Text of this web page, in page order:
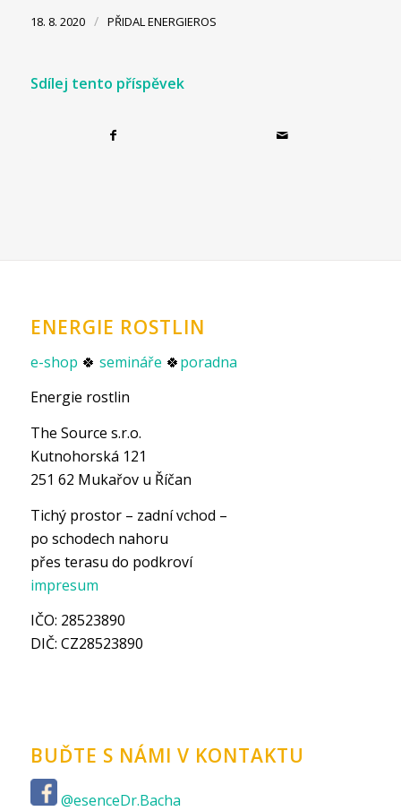
18. 8. 2020 / PŘIDALENERGIEROS
Sdílej tento příspěvek
ENERGIE ROSTLIN
e-shop 🍀 semináře 🍀poradna
Energie rostlin
The Source s.r.o.
Kutnohorská 121
251 62 Mukařov u Říčan
Tichý prostor – zadní vchod –
po schodech nahoru
přes terasu do podkroví
impresum
IČO: 28523890
DIČ: CZ28523890
BUĎTE S NÁMI V KONTAKTU
@esenceDr.Bacha